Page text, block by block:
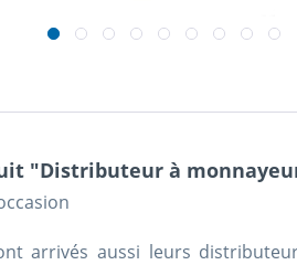
"Distributeur à
arrivés aussi leurs